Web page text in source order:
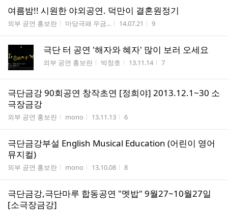
여름밤!! 시원한 야외공연. 덕만이 결혼원정기
게시판명
외부 공연 홍보란 작성자
마당극패 우금... 작성시간
14.07.21 조회수
9
극단 터 공연 '해자와 혜자' 많이 보러 오세요
게시판명
외부 공연 홍보란 작성자
박창호 작성시간
13.11.14 조회수
7
극단금강 90회공연 창작초연 [정희야] 2013.12.1~30 소
극장금강
게시판명
외부 공연 홍보란 작성자
mono 작성시간
13.11.13 조회수
6
극단금강부설 English Musical Education (어린이 영어
뮤지컬)
게시판명
외부 공연 홍보란 작성자
mono 작성시간
13.10.08 조회수
8
극단금강,극단마루 합동공연 "멧밥" 9월27~10월27일
[소극장금강]